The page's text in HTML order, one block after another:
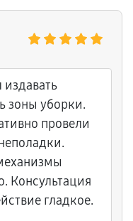
зоны уборки.
провели
Консультация
гладкое.